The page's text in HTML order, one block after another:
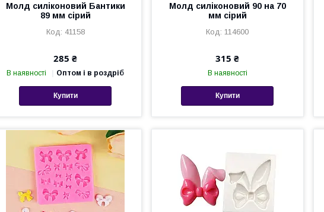
Молд силіконовий Бантики
89 мм сірий
41158
285 ₴
В наявності Оптом і в роздріб
Купити
Молд силіконовий 90 на 70
мм сірий
114600
315 ₴
В наявності
Купити